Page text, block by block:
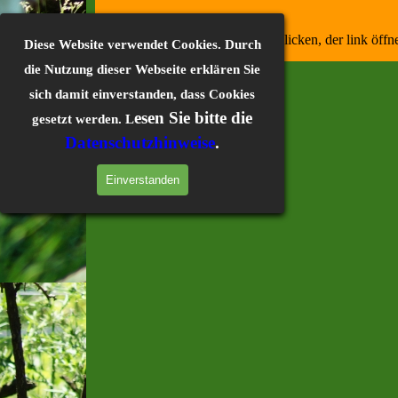
Diese Website verwendet Cookies. Durch
die Nutzung dieser Webseite erklären Sie
sich damit einverstanden, dass Cookies
gesetzt werden. Lesen Sie bitte die
Datenschutzhinweise.
Einverstanden
Einfach aufWunschzettel klicken, der link